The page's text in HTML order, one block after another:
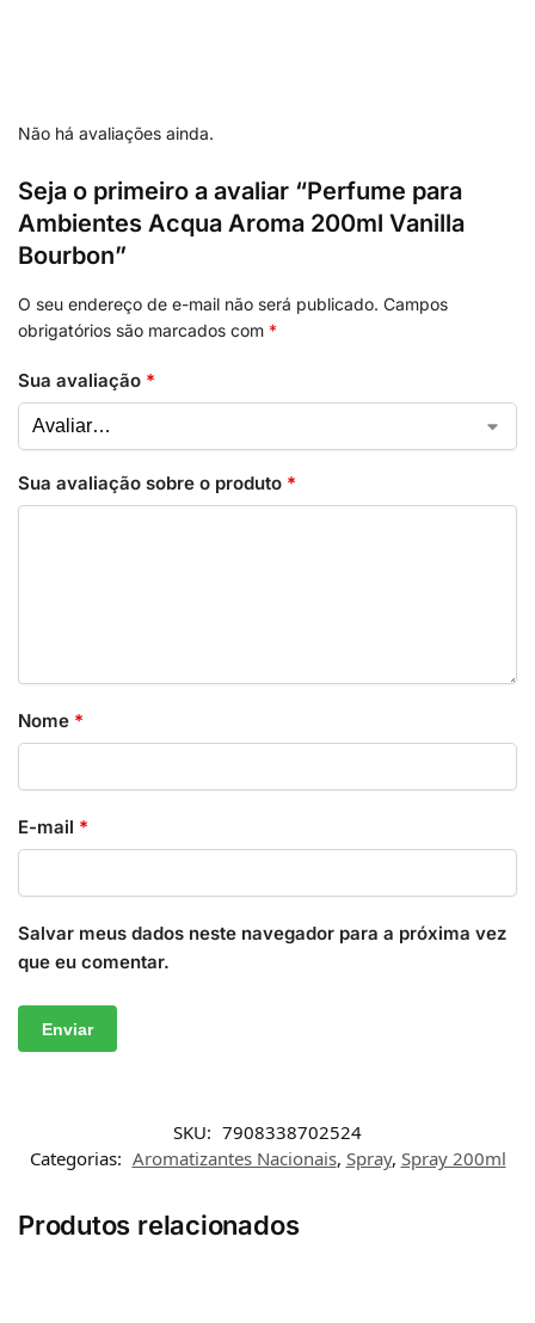
Não há avaliações ainda.
Seja o primeiro a avaliar “Perfume para
Ambientes Acqua Aroma 200ml Vanilla
Bourbon”
O seu endereço de e-mail não será publicado. Campos
obrigatórios são marcados com *
Sua avaliação *
Sua avaliação sobre o produto *
Nome *
E-mail *
Salvar meus dados neste navegador para a próxima vez
que eu comentar.
SKU: 7908338702524
Categorias: Aromatizantes Nacionais, Spray, Spray 200ml
Produtos relacionados